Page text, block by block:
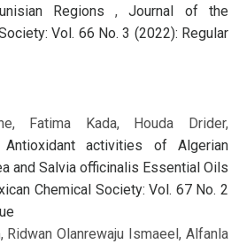
Regions,Journal of the
Vol. 66 No. 3 (2022): Regular
Fatima Kada, Houda Drider,
Antioxidant activities of Algerian
and Salvia officinalis Essential Oils
Chemical Society: Vol. 67 No. 2
Ridwan Olanrewaju Ismaeel, Alfanla